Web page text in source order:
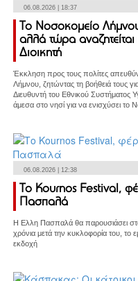
06.08.2026 | 18:37
Το Νοσοκομείο
αλλά τώρα
Διοικητή
Έκκληση προς τους πολίτες
Λήμνου, ζητώντας τη βοήθειά τους
Διευθυντή του Εθνικού Συστήματος
άμεσα στο νησί για να ενισχύσει το
06.08.2026 | 12:38
Το Kournos Festival,
Πασπαλά
Η Ελλη Πασπαλά θα παρουσιάσει
χρόνια μετά την κυκλοφορία του,
εκδοχή